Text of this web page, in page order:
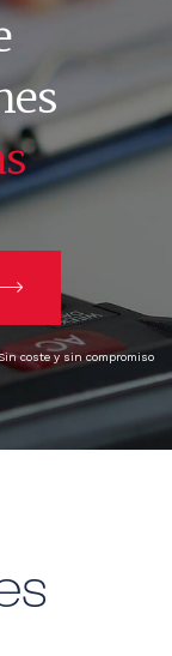
Sin coste y sin compromiso